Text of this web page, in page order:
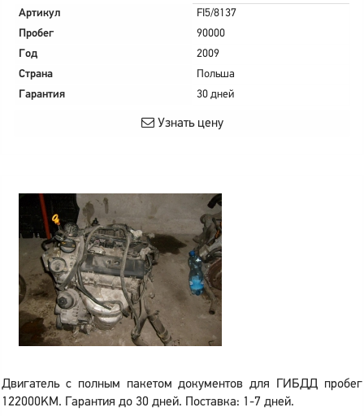
Артикул
FI5/8137
Пробег
90000
Год
2009
Страна
Польша
Гарантия
30 дней
Узнать цену
Двигатель с полным пакетом документов для ГИБДД пробег
122000KM. Гарантия до 30 дней. Поставка: 1-7 дней.